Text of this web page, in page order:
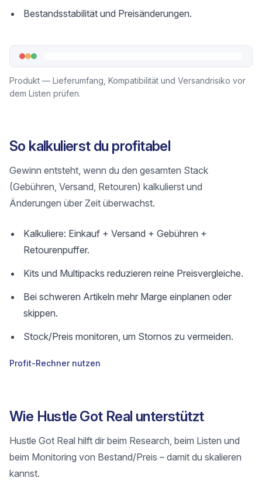
Bestandsstabilität und Preisänderungen.
Produkt — Lieferumfang, Kompatibilität und Versandrisiko vor
dem Listen prüfen.
So kalkulierst du profitabel
Gewinn entsteht, wenn du den gesamten Stack
(Gebühren, Versand, Retouren) kalkulierst und
Änderungen über Zeit überwachst.
Kalkuliere: Einkauf + Versand + Gebühren +
Retourenpuffer.
Kits und Multipacks reduzieren reine Preisvergleiche.
Bei schweren Artikeln mehr Marge einplanen oder
skippen.
Stock/Preis monitoren, um Stornos zu vermeiden.
Profit-Rechner nutzen
Wie Hustle Got Real unterstützt
Hustle Got Real hilft dir beim Research, beim Listen und
beim Monitoring von Bestand/Preis – damit du skalieren
kannst.